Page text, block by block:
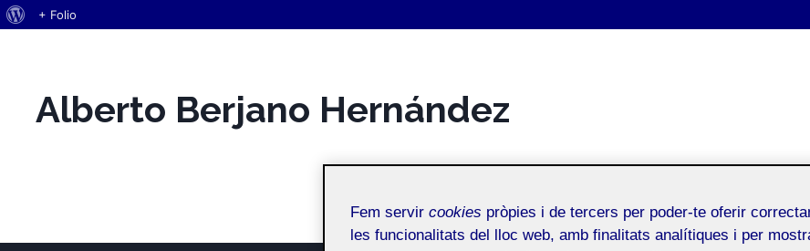
Quant
+ Folio
Alberto Berjano Hernández
Fem servir cookies pròpies i de tercers per poder-te oferir
les funcionalitats del lloc web, amb finalitats analítiques i per